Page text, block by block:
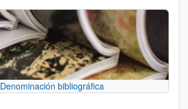
Denominación bibliográfica